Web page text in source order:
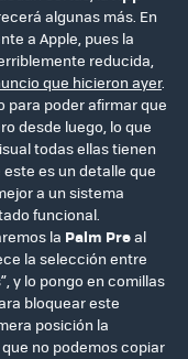
algunas más. En
a Apple, pues la
reducida,
que hicieron ayer.
para poder afirmar que
desde luego, lo que
todas ellas tienen
es un detalle que
a un sistema
funcional.
la Palm Preal
la selección entre
y lo pongo en comillas
bloquear este
posición la
no podemos copiar